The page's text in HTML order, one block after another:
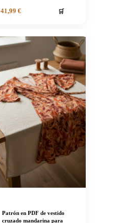
41,99 € 🛒
Patrón en PDF de vestido
cruzado mandarina para